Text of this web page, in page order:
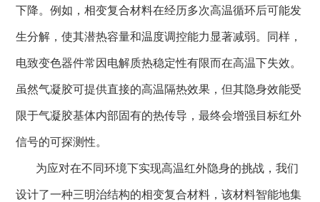
下降。例如，相变复合材料在经历多次高温循环后可能发
生分解，使其潜热容量和温度调控能力显著减弱。同样，
电致变色器件常因电解质热稳定性有限而在高温下失效。
虽然气凝胶可提供直接的高温隔热效果，但其隐身效能受
限于气凝胶基体内部固有的热传导，最终会增强目标红外
信号的可探测性。
为应对在不同环境下实现高温红外隐身的挑战，我们
设计了一种三明治结构的相变复合材料，该材料智能地集